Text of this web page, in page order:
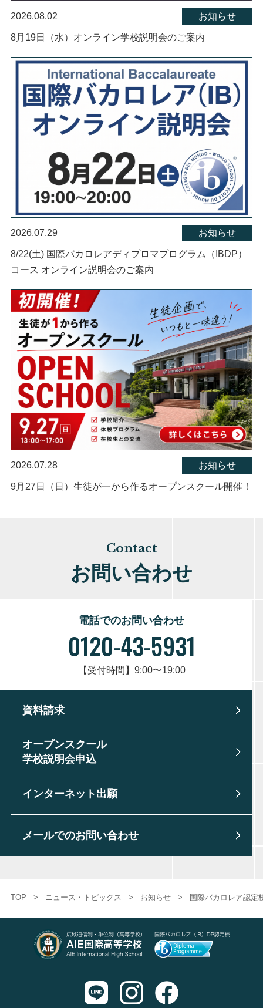
2026.08.02 お知らせ
8月19日（水）オンライン学校説明会のご案内
2026.07.29 お知らせ
8/22(土) 国際バカロレアディプロマプログラム（IBDP）
コース オンライン説明会のご案内
2026.07.28 お知らせ
9月27日（日）生徒が一から作るオープンスクール開催！
Contact
お問い合わせ
電話でのお問い合わせ
0120-43-5931
【受付時間】9:00〜19:00
資料請求
オープンスクール
学校説明会申込
インターネット出願
メールでのお問い合わせ
TOP > ニュース・トピックス > お知らせ > 国際バカロレア認定